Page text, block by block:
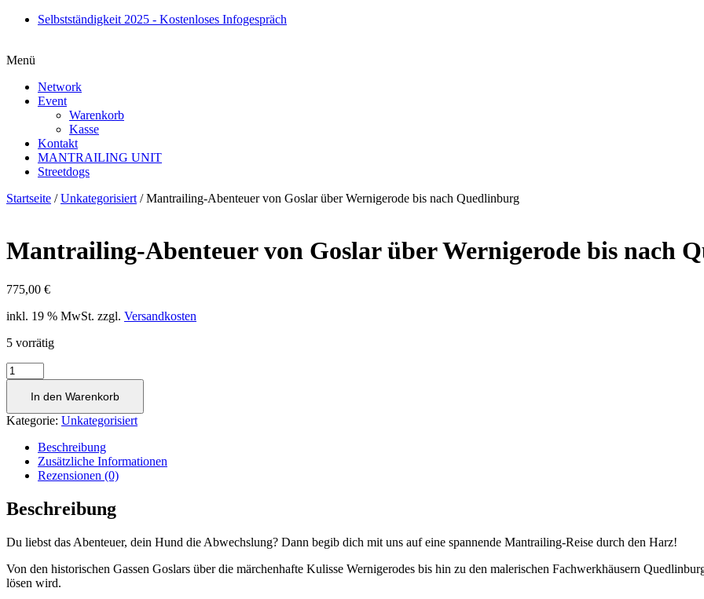
Zum
Selbstständigkeit 2025 - Kostenloses Infogespräch
Menü
Network
Event
Warenkorb
Kasse
Kontakt
MANTRAILING UNIT
Streetdogs
Startseite /Unkategorisiert / Mantrailing-Abenteuer von Goslar über Wernigerode bis nach Quedlinburg
Mantrailing-Abenteuer von Goslar über Wernigerode bis nach
775,00 €
inkl. 19 % MwSt. zzgl. Versandkosten
5 vorrätig
Mantrailing-
Abenteuer
Goslar
über
nach
Quedlinburg
In den Warenkorb
Kategorie: Unkategorisiert
Beschreibung
Zusätzliche Informationen
Rezensionen (0)
Beschreibung
Du liebst das Abenteuer, dein Hund die Abwechslung? Dann begib dich mit uns auf eine spannende Mantrailing-Reise durch den Harz!
Von den historischen Gassen Goslars über die märchenhafte Kulisse Wernigerodes bis hin zu den malerischen Fachwerkhäusern
lösen wird.